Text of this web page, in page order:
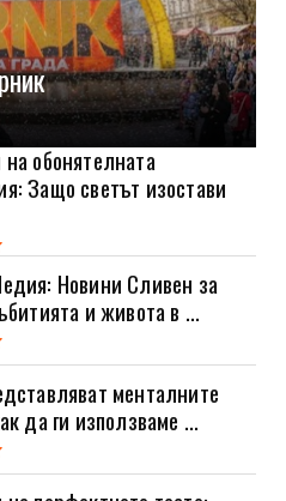
обонятелната
Защо светът изостави
Новини Сливен за
и живота в ...
менталните
да ги използваме ...